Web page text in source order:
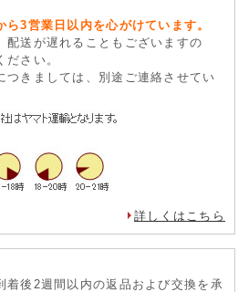
3営業日以内を心がけています。
配送が遅れることもございますの
さい。
つきましては、別途ご連絡させてい
詳しくはこちら
着後2週間以内の返品および交換を承